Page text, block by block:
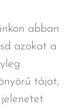
abban
azokat a
tájat,